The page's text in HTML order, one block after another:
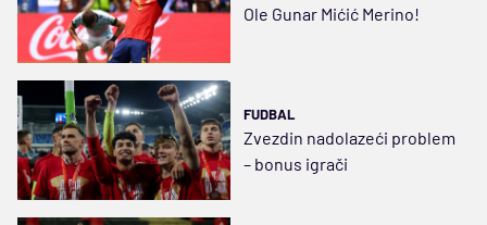
Ole Gunar Mićić Merino!
FUDBAL
Zvezdin nadolazeći problem
– bonus igrači